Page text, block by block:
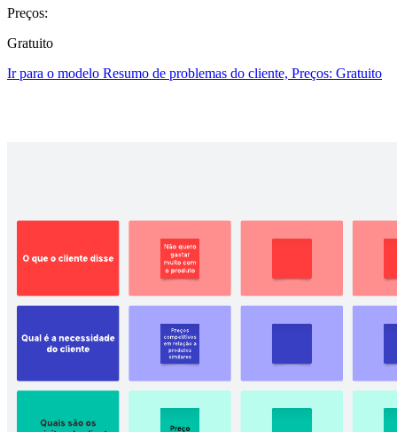
Preços:
Gratuito
Ir para o modelo Resumo de problemas do cliente, Preços: Gratuito